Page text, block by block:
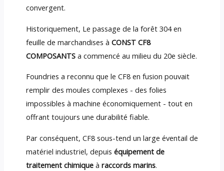
convergent.
Historiquement, Le passage de la forêt 304 en
feuille de marchandises à CONST CF8
COMPOSANTSa commencé au milieu du 20e siècle.
Foundries a reconnu que le CF8 en fusion pouvait
remplir des moules complexes - des folies
impossibles à machine économiquement - tout en
offrant toujours une durabilité fiable.
Par conséquent, CF8 sous-tend un large éventail de
matériel industriel, depuis équipement de
traitement chimiqueà raccords marins.